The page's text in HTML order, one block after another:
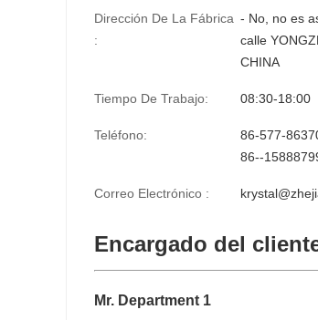
Dirección De La Fábrica
:
- No, no es
calle
CHINA
Tiempo De Trabajo: 08:30-18:00
Teléfono:
86-577-
86--
Correo Electrónico :
Encargado del
Mr. Department 1